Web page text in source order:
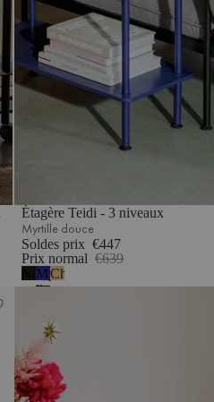
Étagère Teidi - 3 niveaux
Myrtille douce
Soldes prix €447
Prix normal €639
Noir
volcan
Myrtille
douce
Chêne